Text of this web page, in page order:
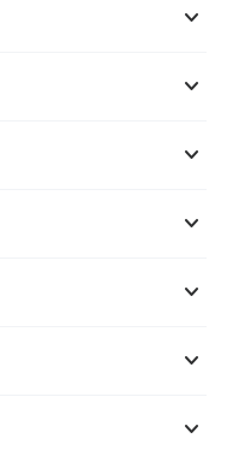
keyboard_arrow_down
keyboard_arrow_down
keyboard_arrow_down
keyboard_arrow_down
keyboard_arrow_down
keyboard_arrow_down
keyboard_arrow_down